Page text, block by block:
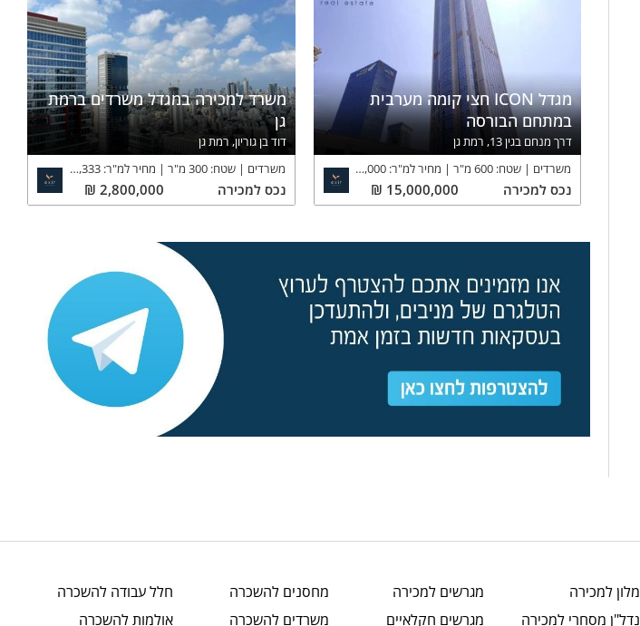
מגדל ICON חצי קומה מערבית
במתחם הבורסה
דרך מנחם בגין 13, רמת גן
משרדים
שטח: 600 מ"ר מחיר למ"ר: 25,000
₪
נכס למכירה 15,000,000
₪
משרד למכירה במגדל משרדים ברמת
גן
דוד בן גוריון, רמת גן
משרדים
שטח:300 מ"ר מחיר למ"ר:9,333
₪
נכסלמכירה 2,800,000
₪
מלון למכירה
נדל"ן מסחרי למכירה
מגרשים למכירה
מגרשים חקלאיים
מחסנים להשכרה
משרדים להשכרה
חלל עבודה להשכרה
אולמותלהשכרה